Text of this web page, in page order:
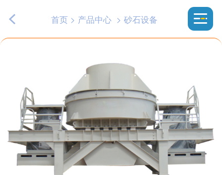
首页> 产品中心> 砂石设备